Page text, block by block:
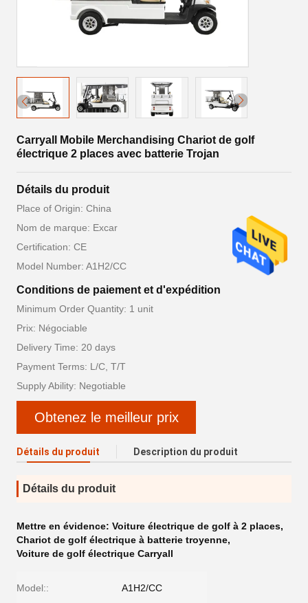
Carryall Mobile Merchandising Chariot de golf
électrique 2 places avec batterie Trojan
Détails du produit
Place of Origin: China
Nom de marque: Excar
Certification: CE
Model Number: A1H2/CC
Conditions de paiement et d'expédition
Minimum Order Quantity: 1 unit
Prix: Négociable
Delivery Time: 20 days
Payment Terms: L/C, T/T
Supply Ability: Negotiable
Obtenez le meilleur prix
Détails du produit Description du produit
Détails du produit
Mettre en évidence: Voiture électrique de golf à 2 places,
Chariot de golf électrique à batterie troyenne,
Voiture de golf électrique Carryall
Model:: A1H2/CC